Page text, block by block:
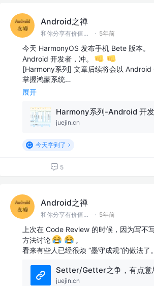
Android之禅
和你分享有价值有思考的技术文章 @微信 Ming_Lyan · 5年前
今天 HarmonyOS 发布手机 Bete 版本。
Android 开发者，冲。
[Harmony系列] 文章后续将会以 Android
掌握鸿蒙系统…
展开
Harmony系列-Android 开
juejin.cn
今天学到了
5
Android之禅
和你分享有价值有思考的技术文章 @微信 Ming_Lyan · 5年前
上次在 Code Review 的时候，因为写
方法讨论
。
看来有些人已经很烦 “墨守成规”的做法了。
Setter/Getter之争，有点意
juejin.cn